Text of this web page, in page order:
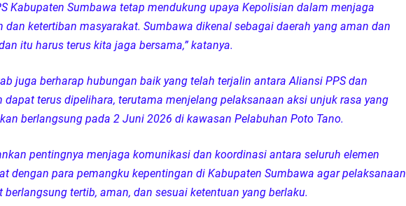
Kabupaten Sumbawa tetap mendukung upaya Kepolisian dalam menjaga
dan ketertiban masyarakat. Sumbawa dikenal sebagai daerah yang aman dan
itu harus terus kita jaga bersama,” katanya.
juga berharap hubungan baik yang telah terjalin antara Aliansi PPS dan
dapat terus dipelihara, terutama menjelang pelaksanaan aksi unjuk rasa yang
berlangsung pada 2 Juni 2026 di kawasan Pelabuhan Poto Tano.
pentingnya menjaga komunikasi dan koordinasi antara seluruh elemen
dengan para pemangku kepentingan di Kabupaten Sumbawa agar pelaksanaan
berlangsung tertib, aman, dan sesuai ketentuan yang berlaku.